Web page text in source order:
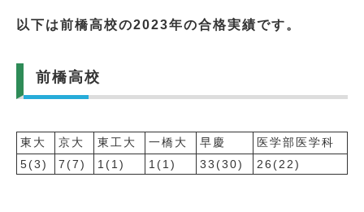
以下は前橋高校の2023年の合格実績です。
前橋高校
東大 京大 東工大 一橋大 早慶
医学部医学科
5(3)
7(7) 1(1) 1(1) 33(30) 26(22)